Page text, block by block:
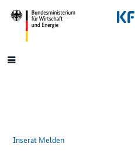
SrOnlyNavigation
Hauptmenü
Inserat Melden